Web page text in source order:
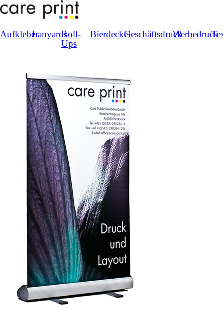
AufkleberLanyardsRoll-
Ups
BierdeckelGeschäftsdruckWerbedruck